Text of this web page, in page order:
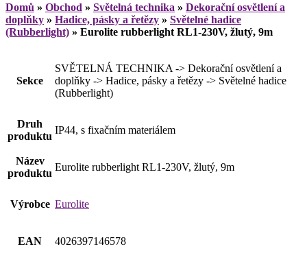
Domů » Obchod » Světelná technika » Dekorační osvětlení a
doplňky » Hadice, pásky a řetězy » Světelné hadice
(Rubberlight) » Eurolite rubberlight RL1-230V, žlutý, 9m
Sekce
SVĚTELNÁ TECHNIKA -> Dekorační osvětlení a
doplňky -> Hadice, pásky a řetězy -> Světelné hadice
(Rubberlight)
Druh
produktu
IP44, s fixačním materiálem
Název
produktu
Eurolite rubberlight RL1-230V, žlutý, 9m
Výrobce Eurolite
EAN 4026397146578